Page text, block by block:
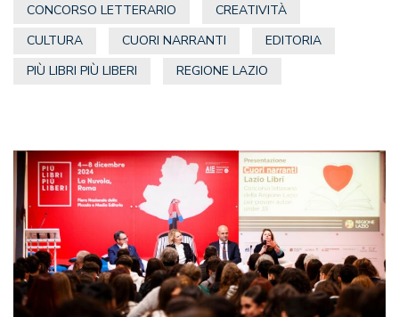
CONCORSO LETTERARIO
CREATIVITÀ
CULTURA
CUORI NARRANTI
EDITORIA
PIÙ LIBRI PIÙ LIBERI
REGIONE LAZIO